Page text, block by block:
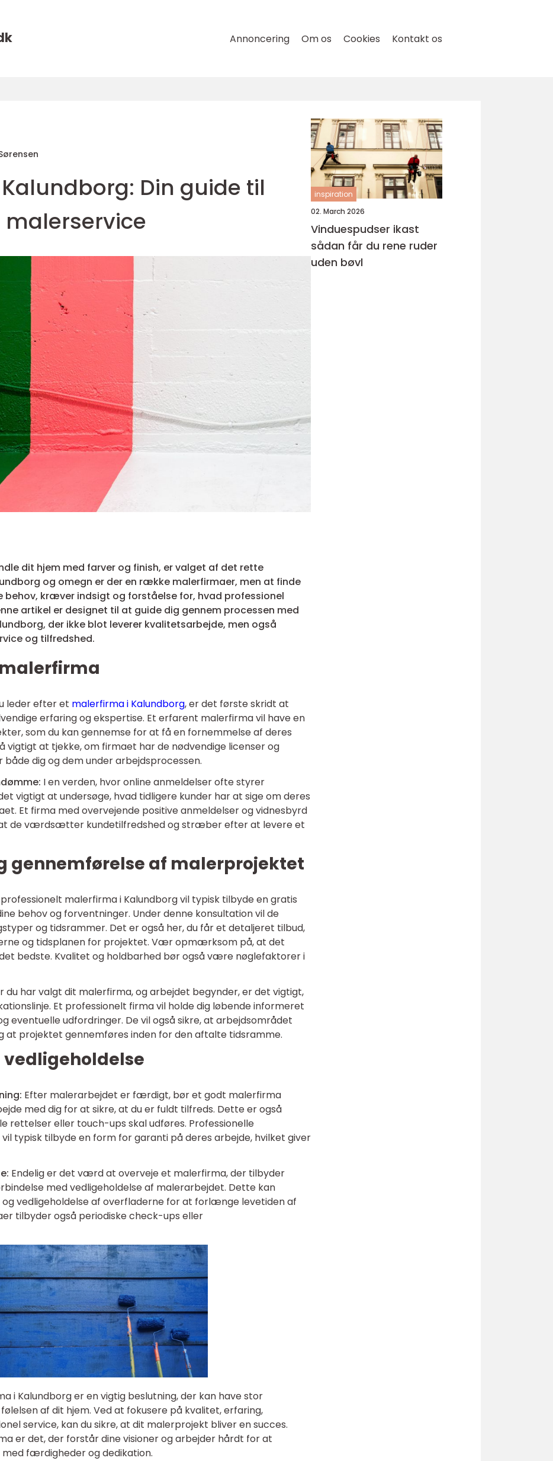
Annoncering Om os Cookies Kontakt os
Din guide til
dit hjem med farver og finish, er valget af det rette
og omegn er der en række malerfirmaer, men at finde
behov, kræver indsigt og forståelse for, hvad professionel
artikel er designet til at guide dig gennem processen med
der ikke blot leverer kvalitetsarbejde, men også
og tilfredshed.
leder efter et malerfirma i Kalundborg, er det første skridt at
erfaring og ekspertise. Et erfarent malerfirma vil have en
som du kan gennemse for at få en fornemmelse af deres
vigtigt at tjekke, om firmaet har de nødvendige licenser og
dig og dem under arbejdsprocessen.
I en verden, hvor online anmeldelser ofte styrer
vigtigt at undersøge, hvad tidligere kunder har at sige om deres
Et firma med overvejende positive anmeldelser og vidnesbyrd
de værdsætter kundetilfredshed og stræber efter at levere et
gennemførelse af malerprojektet
malerfirma i Kalundborg vil typisk tilbyde en gratis
behov og forventninger. Under denne konsultation vil de
og tidsrammer. Det er også her, du får et detaljeret tilbud,
og tidsplanen for projektet. Vær opmærksom på, at det
bedste. Kvalitet og holdbarhed bør også være nøglefaktorer i
du har valgt dit malerfirma, og arbejdet begynder, er det vigtigt,
Et professionelt firma vil holde dig løbende informeret
eventuelle udfordringer. De vil også sikre, at arbejdsområdet
at projektet gennemføres inden for den aftalte tidsramme.
vedligeholdelse
Efter malerarbejdet er færdigt, bør et godt malerfirma
med dig for at sikre, at du er fuldt tilfreds. Dette er også
rettelser eller touch-ups skal udføres. Professionelle
typisk tilbyde en form for garanti på deres arbejde, hvilket giver
Endelig er det værd at overveje et malerfirma, der tilbyder
med vedligeholdelse af malerarbejdet. Dette kan
vedligeholdelse af overfladerne for at forlænge levetiden af
tilbyder også periodiske check-ups eller
i Kalundborg er en vigtig beslutning, der kan have stor
af dit hjem. Ved at fokusere på kvalitet, erfaring,
service, kan du sikre, at dit malerprojekt bliver en succes.
er det, der forstår dine visioner og arbejder hårdt for at
færdigheder og dedikation.
inspiration
02. March 2026
Vinduespudser ikast
sådan får du rene ruder
uden bøvl